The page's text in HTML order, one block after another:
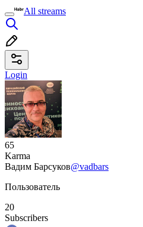
All streams
Login
65
Karma
Вадим Барсуков@vadbars
Пользователь
20
Subscribers